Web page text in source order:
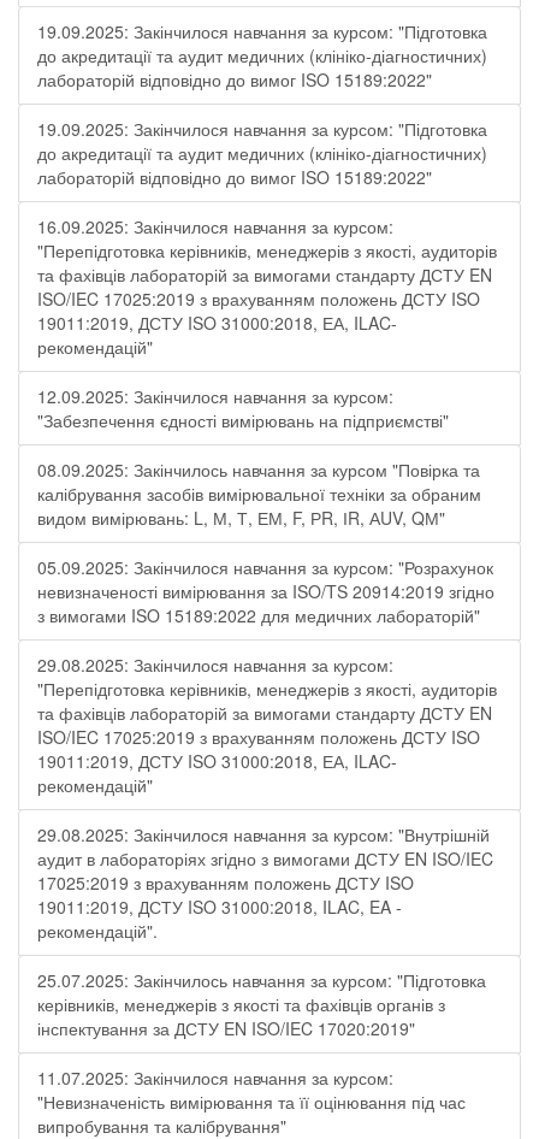
19.09.2025: Закінчилося навчання за курсом: "Підготовка
до акредитації та аудит медичних (клініко-діагностичних)
лабораторій відповідно до вимог ISO 15189:2022"
19.09.2025: Закінчилося навчання за курсом: "Підготовка
до акредитації та аудит медичних (клініко-діагностичних)
лабораторій відповідно до вимог ISO 15189:2022"
16.09.2025: Закінчилося навчання за курсом:
"Перепідготовка керівників, менеджерів з якості, аудиторів
та фахівців лабораторій за вимогами стандарту ДСТУ EN
ISO/IEC 17025:2019 з врахуванням положень ДСТУ ISO
19011:2019, ДСТУ ISO 31000:2018, ЕА, ILAC-
рекомендацій"
12.09.2025: Закінчилося навчання за курсом:
"Забезпечення єдності вимірювань на підприємстві"
08.09.2025: Закінчилось навчання за курсом "Повірка та
калібрування засобів вимірювальної техніки за обраним
видом вимірювань: L, М, Т, ЕМ, F, РR, ІR, АUV, QМ"
05.09.2025: Закінчилося навчання за курсом: "Розрахунок
невизначеності вимірювання за ISO/TS 20914:2019 згідно
з вимогами ISO 15189:2022 для медичних лабораторій"
29.08.2025: Закінчилося навчання за курсом:
"Перепідготовка керівників, менеджерів з якості, аудиторів
та фахівців лабораторій за вимогами стандарту ДСТУ EN
ISO/IEC 17025:2019 з врахуванням положень ДСТУ ISO
19011:2019, ДСТУ ISO 31000:2018, ЕА, ILAC-
рекомендацій"
29.08.2025: Закінчилося навчання за курсом: "Внутрішній
аудит в лабораторіях згідно з вимогами ДСТУ EN ISO/IEC
17025:2019 з врахуванням положень ДСТУ ISO
19011:2019, ДСТУ ISO 31000:2018, ILAC, EA -
рекомендацій".
25.07.2025: Закінчилось навчання за курсом: "Підготовка
керівників, менеджерів з якості та фахівців органів з
інспектування за ДСТУ EN ISO/IEC 17020:2019"
11.07.2025: Закінчилося навчання за курсом:
"Невизначеність вимірювання та її оцінювання під час
випробування та калібрування"